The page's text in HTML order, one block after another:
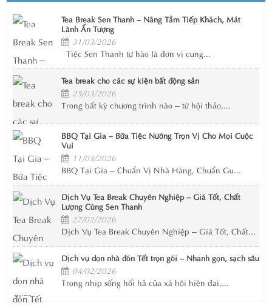
Tea Break Sen Thanh – Nâng Tầm Tiếp Khách, Mát
Lành Ấn Tượng
31/03/2026
Tiệc Sen Thanh tự hào là đơn vị cung...
Tea break cho các sự kiện bất động sản
25/03/2026
Trong bất kỳ chương trình nào – từ hội thảo,...
BBQ Tại Gia – Bữa Tiệc Nướng Trọn Vị Cho Mọi Cuộc
Vui
11/03/2026
BBQ Tại Gia – Chuẩn Vị Nhà Hàng, Chuẩn Gu...
Dịch Vụ Tea Break Chuyên Nghiệp – Giá Tốt, Chất
Lượng Cùng Sen Thanh
27/02/2026
Dịch Vụ Tea Break Chuyên Nghiệp – Giá Tốt, Chất...
Dịch vụ dọn nhà đón Tết trọn gói – Nhanh gọn, sạch sâu
04/02/2026
Trong nhịp sống hối hả của xã hội hiện đại,...